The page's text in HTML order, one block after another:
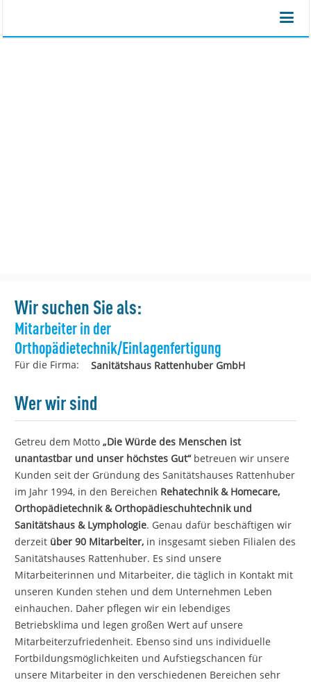
Wir suchen Sie als:
Mitarbeiter in der
Orthopädietechnik/Einlagenfertigung
Für die Firma: Sanitätshaus Rattenhuber GmbH
Wer wir sind
Getreu dem Motto „Die Würde des Menschen ist
unantastbar und unser höchstes Gut“betreuen wir unsere
Kunden seit der Gründung des Sanitätshauses Rattenhuber
im Jahr 1994, in den Bereichen Rehatechnik & Homecare,
Orthopädietechnik & Orthopädieschuhtechnik und
Sanitätshaus & Lymphologie. Genau dafür beschäftigen wir
derzeit über 90 Mitarbeiter, in insgesamt sieben Filialen des
Sanitätshauses Rattenhuber. Es sind unsere
Mitarbeiterinnen und Mitarbeiter, die täglich in Kontakt mit
unseren Kunden stehen und dem Unternehmen Leben
einhauchen. Daher pflegen wir ein lebendiges
Betriebsklima und legen großen Wert auf unsere
Mitarbeiterzufriedenheit. Ebenso sind uns individuelle
Fortbildungsmöglichkeiten und Aufstiegschancen für
unsere Mitarbeiter in den verschiedenen Bereichen sehr